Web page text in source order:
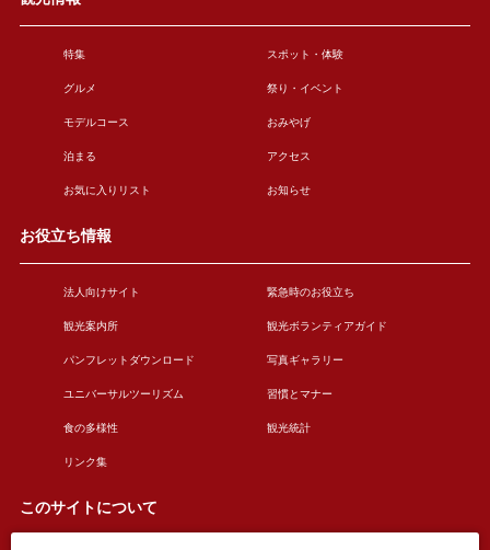
特集 スポット・体験
グルメ 祭り・イベント
モデルコース おみやげ
泊まる アクセス
お気に入りリスト お知らせ
お役立ち情報
法人向けサイト 緊急時のお役立ち
観光案内所 観光ボランティアガイド
パンフレットダウンロード 写真ギャラリー
ユニバーサルツーリズム 習慣とマナー
食の多様性 観光統計
リンク集
このサイトについて